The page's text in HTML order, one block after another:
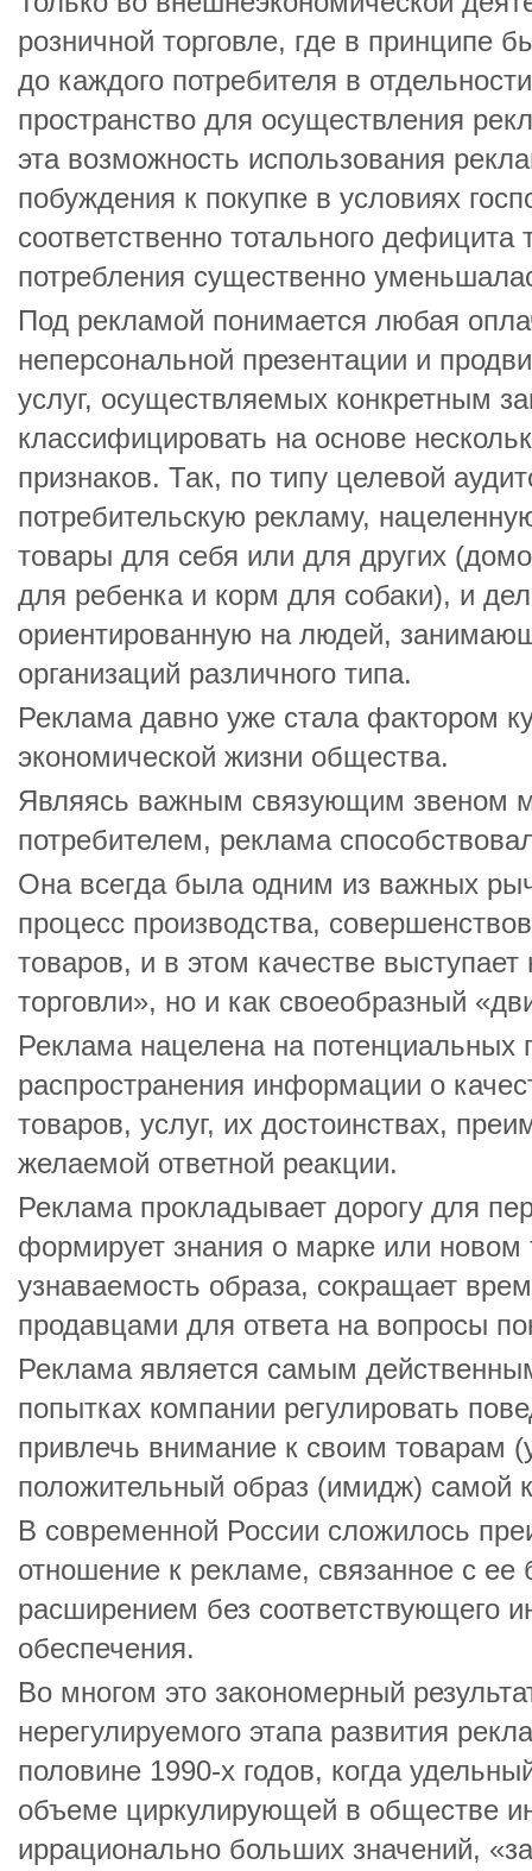
розничной торговле, где в принципе
до каждого потребителя в
пространство для осуществления
эта возможность использования
побуждения к покупке в условиях
соответственно тотального дефицита
потребления существенно
Под рекламой понимается любая
неперсональной презентации и
услуг, осуществляемых конкретным
классифицировать на основе
признаков. Так, по типу целевой
потребительскую рекламу,
товары для себя или для других
для ребенка и корм для собаки), и
ориентированную на людей,
организаций различного типа.
Реклама давно уже стала фактором
экономической жизни общества.
Являясь важным связующим звеном
потребителем, реклама
Она всегда была одним из важных
процесс производства,
товаров, и в этом качестве выступает
торговли», но и как своеобразный
Реклама нацелена на потенциальных
распространения информации о
товаров, услуг, их достоинствах,
желаемой ответной реакции.
Реклама прокладывает дорогу для
формирует знания о марке или новом
узнаваемость образа, сокращает
продавцами для ответа на вопросы
Реклама является самым
попытках компании регулировать
привлечь внимание к своим товарам
положительный образ (имидж) самой
В современной России сложилось
отношение к рекламе, связанное с
расширением без соответствующего
обеспечения.
Во многом это закономерный
нерегулируемого этапа развития
половине 1990-х годов, когда
объеме циркулирующей в обществе
иррационально больших значений,